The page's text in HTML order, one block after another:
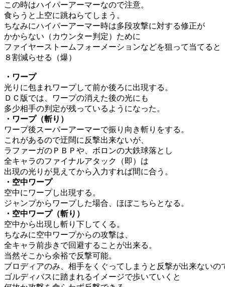
この時はハイパーアーマーなので注意。
食らうと上空に跳ねらてしまう。
ちなみにハイパーアーマー時は多段攻撃に対する修正が
かからない（カウンター判定）ために
ファイヤーストームフォーメーションなどを狙って当てると
８割減らせる（爆）
・ワープ
光りに包まれワープして前か後ろに出現する。
ＤＣ版では、ワープの消えた後の光にも
多少相手の判定が残っているようになった。
・ワープ（斬り）
ワープ後スーパーアーマーで振り向き斬りをする。
これがあるので迂闊に反撃出来ないが、
ラファーガのＰＢＰや、ボロンの大鉄球落とし
全キャラのファイナルアタック（即）は
出現の光りが見えてから入力すれば間に合う。
・空中ワープ
空中にワープし出現する。
ジャンプからワープした場合、ほぼこちらとなる。
・空中ワープ（斬り）
空中から出現し斬り下してくる。
ちなみに空中ワープからの攻撃は、
全キャラ前歩きで回避することが出来る。
当然そこから余裕で反撃可能。
ブロディアのみ、相手をくぐってしまうと反撃が出来ないの
ゴルディバスに踏まれるイメージで歩いていくと